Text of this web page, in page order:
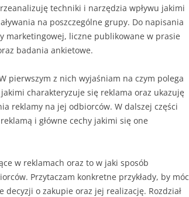
techniki i narzędzia wpływu jakimi
na poszczególne grupy. Do napisania
marketingowej, liczne publikowane w prasie
badania ankietowe.
pierwszym z nich wyjaśniam na czym polega
charakteryzuje się reklama oraz ukazuję
reklamy na jej odbiorców. W dalszej części
i główne cechy jakimi się one
w reklamach oraz to w jaki sposób
Przytaczam konkretne przykłady, by móc
o zakupie oraz jej realizację. Rozdział